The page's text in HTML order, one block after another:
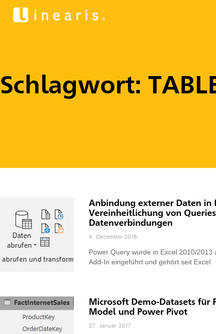
Schlagwort:
Anbindung externer Daten in
Vereinheitlichung von
Datenverbindungen
4. Dezember 2018
Power Query wurde in Excel 2010/2013
Add-In eingeführt und gehört seit Excel
Microsoft Demo-Datasets für
Model und Power Pivot
27. Januar 2017